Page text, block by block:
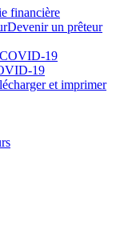
financière
Devenir un prêteur
19
et imprimer